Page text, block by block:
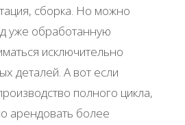
сборка. Но можно
уже обработанную
исключительно
деталей. А вот если
полного цикла,
арендовать более